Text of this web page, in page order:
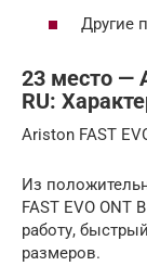
Другие
23 место —
RU:
Ariston FAST
Из
FAST EVO ONT
работу,
размеров.